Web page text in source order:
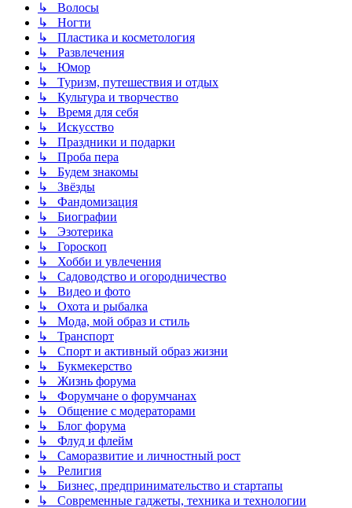
↳ Волосы
↳ Ногти
↳ Пластика и косметология
↳ Развлечения
↳ Юмор
↳ Туризм, путешествия и отдых
↳ Культура и творчество
↳ Время для себя
↳ Искусство
↳ Праздники и подарки
↳ Проба пера
↳ Будем знакомы
↳ Звёзды
↳ Фандомизация
↳ Биографии
↳ Эзотерика
↳ Гороскоп
↳ Хобби и увлечения
↳ Садоводство и огородничество
↳ Видео и фото
↳ Охота и рыбалка
↳ Мода, мой образ и стиль
↳ Транспорт
↳ Спорт и активный образ жизни
↳ Букмекерство
↳ Жизнь форума
↳ Форумчане о форумчанах
↳ Общение с модераторами
↳ Блог форума
↳ Флуд и флейм
↳ Саморазвитие и личностный рост
↳ Религия
↳ Бизнес, предпринимательство и стартапы
↳ Современные гаджеты, техника и технологии